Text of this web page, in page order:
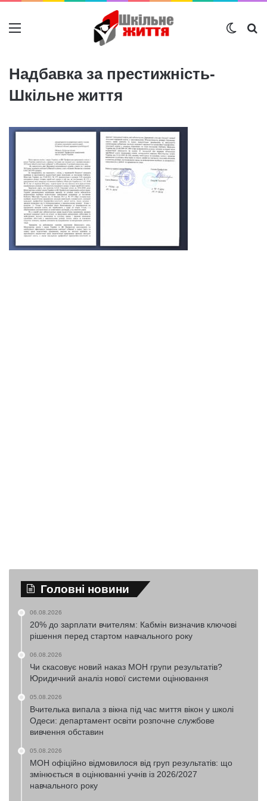
Меню
Надбавка за престижність-
Шкільне життя
Головні новини
06.08.2026
20% до зарплати вчителям: Кабмін визначив ключові
рішення перед стартом навчального року
06.08.2026
Чи скасовує новий наказ МОН групи результатів?
Юридичний аналіз нової системи оцінювання
05.08.2026
Вчителька випала з вікна під час миття вікон у школі
Одеси: департамент освіти розпочне службове
вивчення обставин
05.08.2026
МОН офіційно відмовилося від груп результатів: що
змінюється в оцінюванні учнів із 2026/2027
навчального року